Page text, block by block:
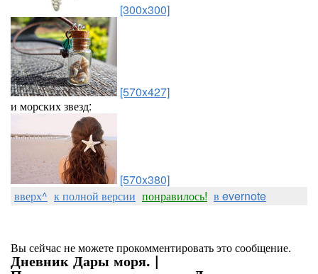
[300x300]
[570x427]
и морских звезд:
[570x380]
вверх^ к полной версии понравилось! в evernote
Вы сейчас не можете прокомментировать это сообщение.
Дневник Дары моря. |